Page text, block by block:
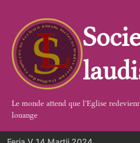
contenu
Le monde attend que l'Eglise
louange